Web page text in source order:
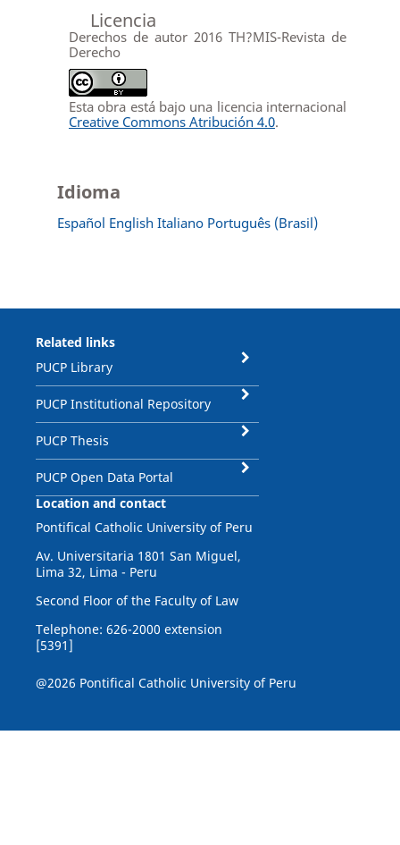
Licencia
Derechos de autor 2016 TH?MIS-Revista de
Derecho
Esta obra está bajo una licencia internacional
Creative Commons Atribución 4.0.
Idioma
Español English Italiano Português (Brasil)
Related links
PUCP Library
PUCP Institutional Repository
PUCP Thesis
PUCP Open Data Portal
Location and contact
Pontifical Catholic University of Peru
Av. Universitaria 1801 San Miguel,
Lima 32, Lima - Peru
Second Floor of the Faculty of Law
Telephone: 626-2000 extension
[5391]
@2026 Pontifical Catholic University of Peru